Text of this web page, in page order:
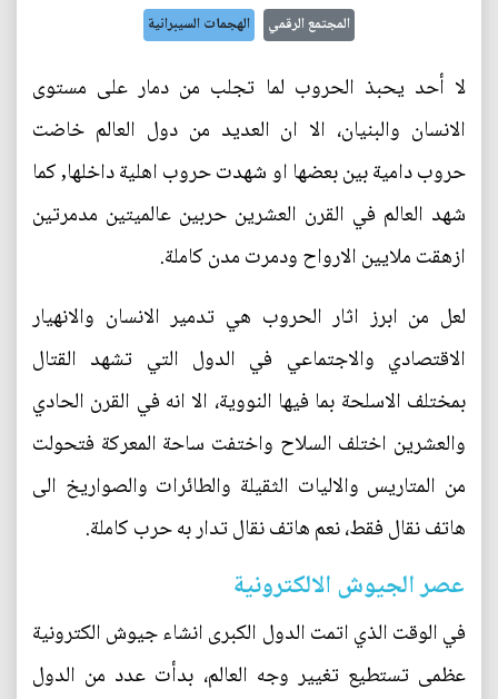
المجتمع الرقمي الهجمات السيبرانية
لا أحد يحبذ الحروب لما تجلب من دمار على مستوى
الانسان والبنيان، الا ان العديد من دول العالم خاضت
حروب دامية بين بعضها او شهدت حروب اهلية داخلها, كما
شهد العالم في القرن العشرين حربين عالميتين مدمرتين
ازهقت ملايين الارواح ودمرت مدن كاملة.
لعل من ابرز اثار الحروب هي تدمير الانسان والانهيار
الاقتصادي والاجتماعي في الدول التي تشهد القتال
بمختلف الاسلحة بما فيها النووية، الا انه في القرن الحادي
والعشرين اختلف السلاح واختفت ساحة المعركة فتحولت
من المتاريس والاليات الثقيلة والطائرات والصواريخ الى
هاتف نقال فقط، نعم هاتف نقال تدار به حرب كاملة.
عصر الجيوش الالكترونية
في الوقت الذي اتمت الدول الكبرى انشاء جيوش الكترونية
عظمى تستطيع تغيير وجه العالم، بدأت عدد من الدول